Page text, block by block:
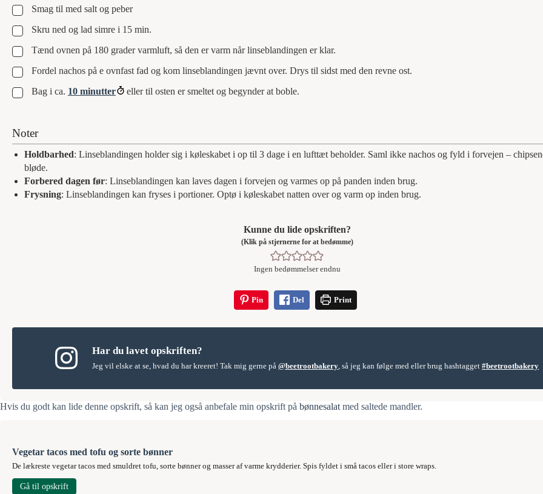
▢
Smag til med salt og peber
▢
Skru ned og lad simre i 15 min.
▢
Tænd ovnen på 180 grader varmluft, så den er varm når linseblandingen er klar.
▢
Fordel nachos på e ovnfast fad og kom linseblandingen jævnt over. Drys til sidst med den revne ost.
▢
Bag i ca. 10 minutter eller til osten er smeltet og begynder at boble.
Noter
Holdbarhed: Linseblandingen holder sig i køleskabet i op til 3 dage i en lufttæt beholder. Saml ikke nachos og fyld i forvejen –
bløde.
Forbered dagen før: Linseblandingen kan laves dagen i forvejen og varmes op på panden inden brug.
Frysning: Linseblandingen kan fryses i portioner. Optø i køleskabet natten over og varm op inden brug.
Kunne du lide opskriften?
(Klik på stjernerne for at bedømme)
Ingen bedømmelser endnu
Pin Del Print
Har du lavet opskriften?
Jeg vil elske at se, hvad du har kreeret! Tak mig gerne på@beetrootbakery , så jeg kan følge med eller brug hashtagget#beetrootbakery
Hvis du godt kan lide denne opskrift, så kan jeg også anbefale min opskrift på bønnesalat med saltede mandler.
Vegetar tacos med tofu og sorte bønner
De lækreste vegetar tacos med smuldret tofu, sorte bønner og masser af varme krydderier. Spis fyldet i små tacos eller i store wraps.
Gå til opskrift